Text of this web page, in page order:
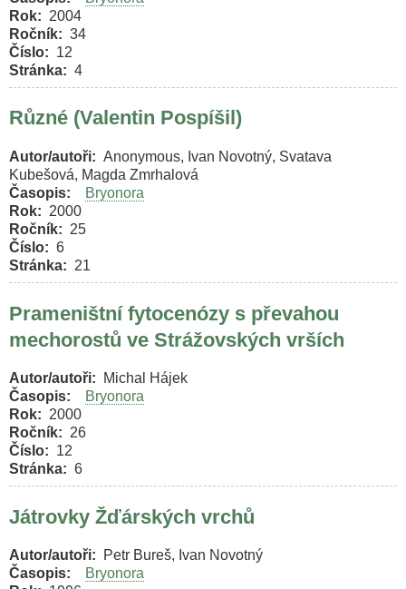
Rok
2004
Ročník
34
Číslo
12
Stránka
4
Různé (Valentin Pospíšil)
Autor/autoři
Anonymous, Ivan Novotný, Svatava
Kubešová, Magda Zmrhalová
Časopis
Bryonora
Rok
2000
Ročník
25
Číslo
6
Stránka
21
Prameništní fytocenózy s převahou
mechorostů ve Strážovských vrších
Autor/autoři
Michal Hájek
Časopis
Bryonora
Rok
2000
Ročník
26
Číslo
12
Stránka
6
Játrovky Žďárských vrchů
Autor/autoři
Petr Bureš, Ivan Novotný
Časopis
Bryonora